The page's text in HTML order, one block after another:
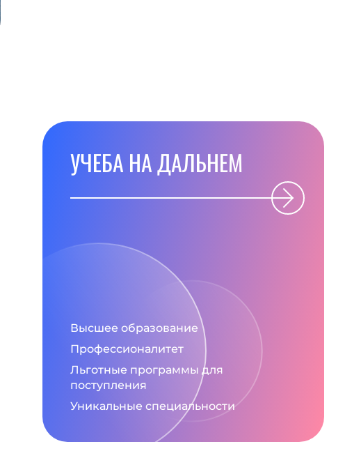
УЧЕБА НА ДАЛЬНЕМ
Высшее образование
Профессионалитет
Льготные программы для
поступления
Уникальные специальности